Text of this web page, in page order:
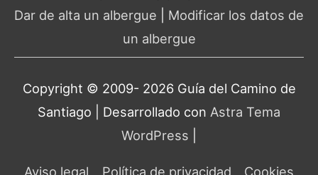
Dar de alta un albergue
Modificar los datos de
un albergue
Copyright © 2009- 2026 Guía del Camino de
Santiago | Desarrollado con Astra Tema
WordPress
Aviso legal Política de privacidad Cookies